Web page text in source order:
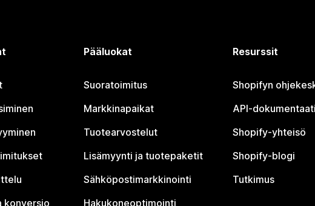
konversio
Pääluokat
Suoratoimitus
Markkinapaikat
Tuotearvostelut
Lisämyynti ja tuotepaketit
Sähköpostimarkkinointi
Hakukoneoptimointi
Resurssit
Shopifyn
API-
Shopify-yhteisö
Shopify-blogi
Tutkimus